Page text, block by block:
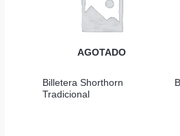
AGOTADO
Billetera Shorthorn
Tradicional